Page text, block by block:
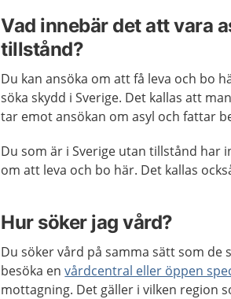
Vad innebär det att vara
tillstånd?
Du kan ansöka om att få leva och bo
söka skydd i Sverige. Det kallas att
tar emot ansökan om asyl och fattar
Du som är i Sverige utan tillstånd har
om att leva och bo här. Det kallas
Hur söker jag vård?
Du söker vård på samma sätt som de
besöka envårdcentral eller öppen
mottagning. Det gäller i vilken region